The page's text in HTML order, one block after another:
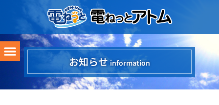
お知らせ information